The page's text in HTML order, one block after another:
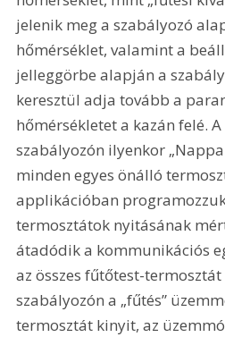
jelenik meg a szabályozó
hőmérséklet, valamint a
jelleggörbe alapján a
keresztül adja tovább a
hőmérsékletet a kazán felé. A
szabályozón ilyenkor
minden egyes önálló
applikációban
termosztátok nyitásának
átadódik a kommunikációs
az összes fűtőtest-termosztát
szabá­lyozón a „fűtés”
termosztát kinyit, az